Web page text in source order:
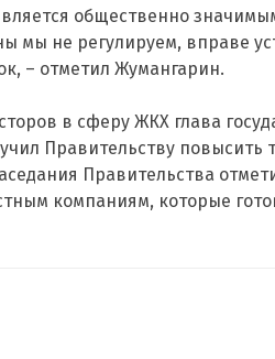
общественно
мы не регулируем, вправе
– отметил Жумангарин.
в сферу ЖКХ глава
Правительству повысить
Правительства
компаниям, которые